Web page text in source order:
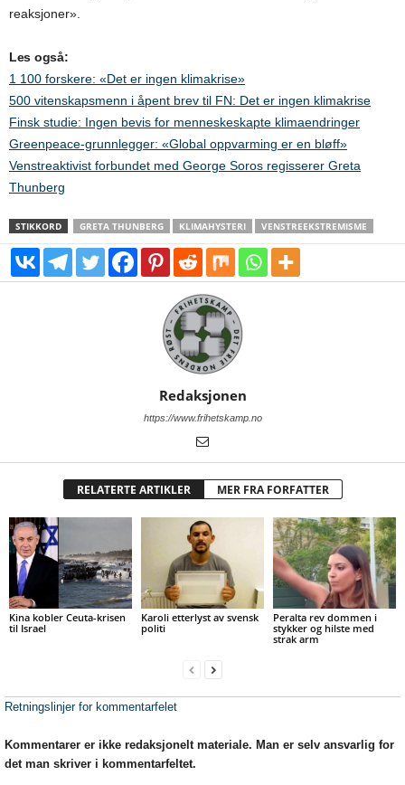
reaksjoner».
Les også:
1 100 forskere: «Det er ingen klimakrise»
500 vitenskapsmenn i åpent brev til FN: Det er ingen klimakrise
Finsk studie: Ingen bevis for menneskeskapte klimaendringer
Greenpeace-grunnlegger: «Global oppvarming er en bløff»
Venstreaktivist forbundet med George Soros regisserer Greta
Thunberg
STIKKORD GRETA THUNBERG KLIMAHYSTERI VENSTREEKSTREMISME
Redaksjonen
https://www.frihetskamp.no
RELATERTE ARTIKLER MER FRA FORFATTER
Kina kobler Ceuta-krisen
til Israel
Karoli etterlyst av svensk
politi
Peralta rev dommen i
stykker og hilste med
strak arm
Retningslinjer for kommentarfelet
Kommentarer er ikke redaksjonelt materiale. Man er selv ansvarlig for
det man skriver i kommentarfeltet.